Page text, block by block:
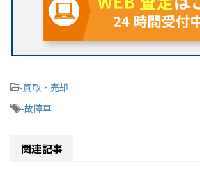
-買取・売却
-故障車
関連記事